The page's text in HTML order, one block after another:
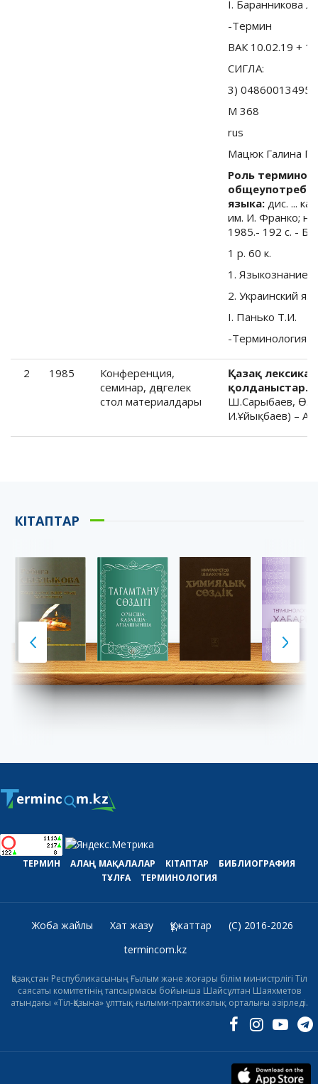
I. Баранникова
-Термин
ВАК 10.02.19 +
СИГЛА:
3) 04860013495
М 368
rus
Мацюк Галина
Роль
языка: дис. ...
им. И. Франко;
1985.- 192 с. -
1 р. 60 к.
1. Языкознание
2. Украинский
I. Панько Т.И.
-Терминология
2 1985
Конференция,
семинар, дөңгелек
стол материалдары
Қазақ
қолданыстар.
Ш.Сарыбаев,
И.Ұйықбаев) –
КІТАПТАР
ТЕРМИН АЛАҢ МАҚАЛАЛАР КІТАПТАР
БИБЛИОГРАФИЯ
ТҰЛҒА
ТЕРМИНОЛОГИЯ
Жоба жайлы Хат жазу Құжаттар
(C) 2016-2026
termincom.kz
Қазақстан Республикасының Ғылым және жоғары білім министрлігі Тіл
саясаты комитетінің тапсырмасы бойынша Шайсұлтан Шаяхметов
атындағы «Тіл-Қазына» ұлттық ғылыми-практикалық орталығы әзірледі.